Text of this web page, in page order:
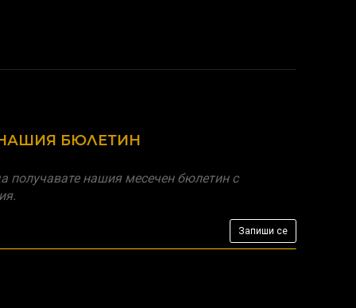
БЮЛЕТИН
получавате нашия месечен бюлетин с